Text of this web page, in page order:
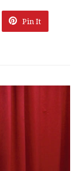
Pin It